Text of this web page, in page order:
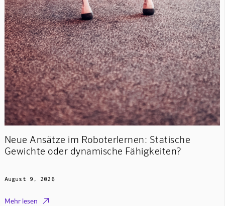
Neue Ansätze im Roboterlernen: Statische
Gewichte oder dynamische Fähigkeiten?
August 9, 2026
Mehr lesen 